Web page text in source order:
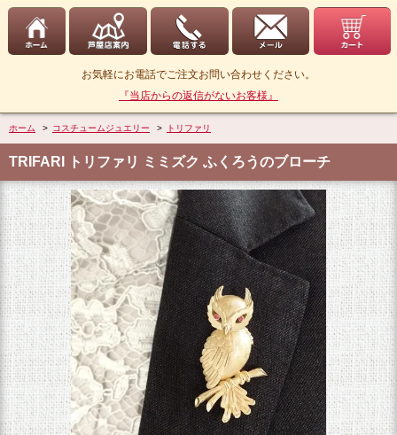
お気軽にお電話でご注文お問い合わせください。
『当店からの返信がないお客様』
ホーム > コスチュームジュエリー > トリファリ
TRIFARI トリファリ ミミズク ふくろうのブローチ